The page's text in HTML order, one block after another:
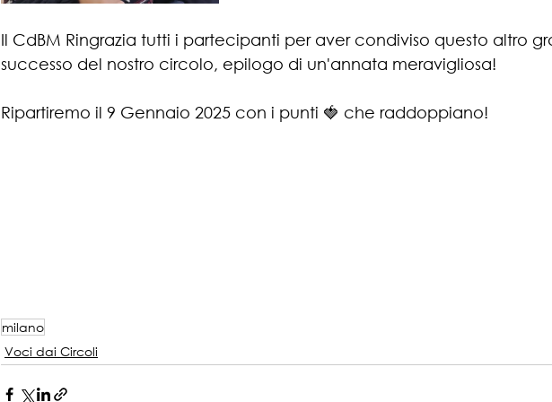
Il CdBM Ringrazia tutti i partecipanti per aver condiviso questo altro
successo del nostro circolo, epilogo di un'annata meravigliosa!
Ripartiremo il 9 Gennaio 2025 con i punti 🍓 che raddoppiano!
milano
Voci dai Circoli